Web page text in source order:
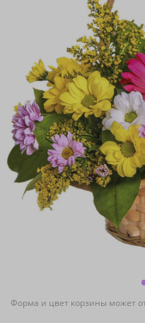
Форма и цвет корзины может